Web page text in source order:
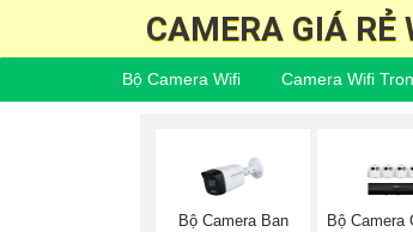
CAMERA GIÁ RẺ
Bộ Camera Wifi Camera Wifi
Bộ Camera Ban
Bộ Camera